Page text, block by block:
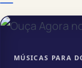
MÚSICAS PARA